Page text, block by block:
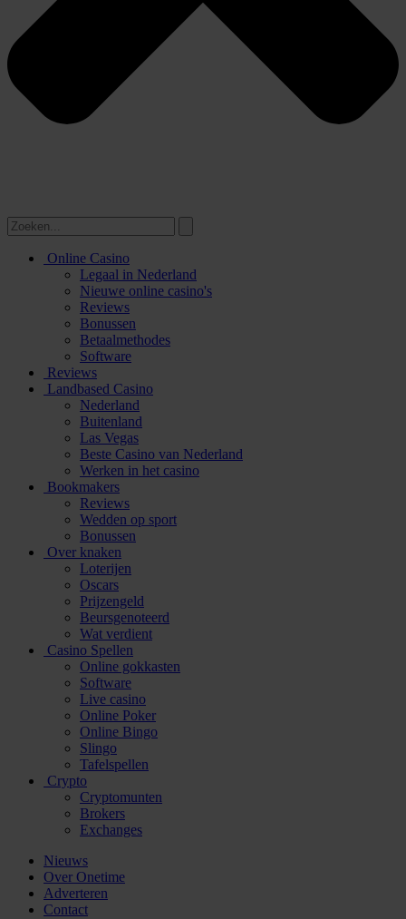
Online Casino
Legaal in Nederland
Nieuwe online casino's
Reviews
Bonussen
Betaalmethodes
Software
Reviews
Landbased Casino
Nederland
Buitenland
Las Vegas
Beste Casino van Nederland
Werken in het casino
Bookmakers
Reviews
Wedden op sport
Bonussen
Over knaken
Loterijen
Oscars
Prijzengeld
Beursgenoteerd
Wat verdient
Casino Spellen
Online gokkasten
Software
Live casino
Online Poker
Online Bingo
Slingo
Tafelspellen
Crypto
Cryptomunten
Brokers
Exchanges
Nieuws
Over Onetime
Adverteren
Contact